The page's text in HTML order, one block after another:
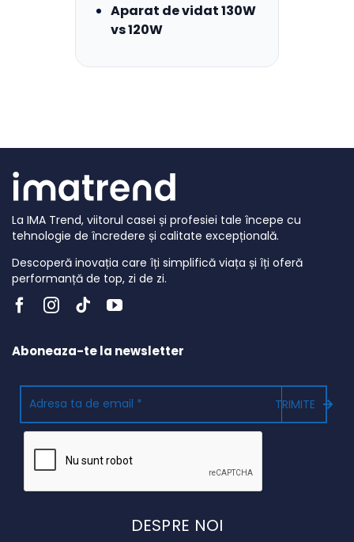
Aparat de vidat 130W
vs 120W
La IMA Trend, viitorul casei și profesiei tale începe cu
tehnologie de încredere și calitate excepțională.
Descoperă inovația care îți simplifică viața și îți oferă
performanță de top, zi de zi.
Aboneaza-te la newsletter
TRIMITE
DESPRE NOI